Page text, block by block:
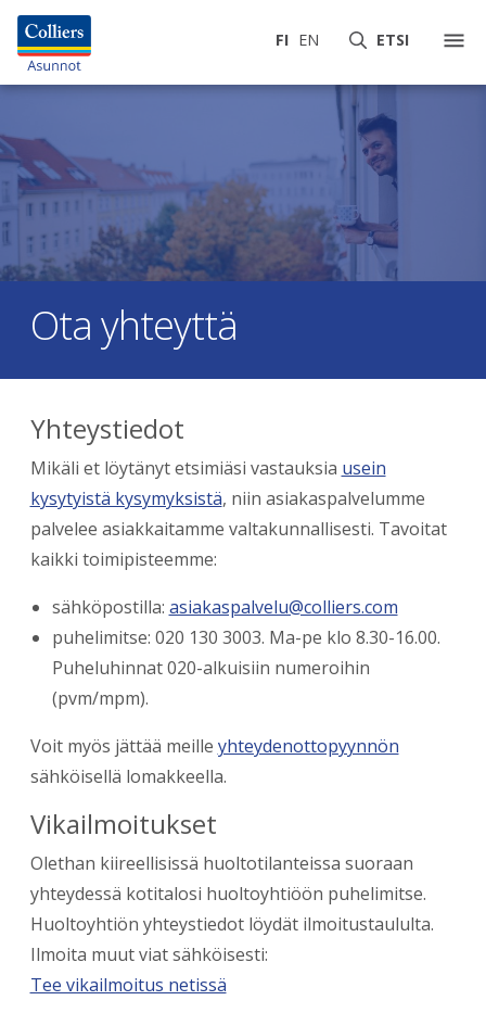
FI EN ETSI
Ota yhteyttä
Yhteystiedot
Mikäli et löytänyt etsimiäsi vastauksia usein
kysytyistä kysymyksistä, niin asiakaspalvelumme
palvelee asiakkaitamme valtakunnallisesti. Tavoitat
kaikki toimipisteemme:
sähköpostilla: asiakaspalvelu@colliers.com
puhelimitse: 020 130 3003. Ma-pe klo 8.30-16.00.
Puheluhinnat 020-alkuisiin numeroihin
(pvm/mpm).
Voit myös jättää meille yhteydenottopyynnön
sähköisellä lomakkeella.
Vikailmoitukset
Olethan kiireellisissä huoltotilanteissa suoraan
yhteydessä kotitalosi huoltoyhtiöön puhelimitse.
Huoltoyhtiön yhteystiedot löydät ilmoitustaululta.
Ilmoita muut viat sähköisesti:
Tee vikailmoitus netissä